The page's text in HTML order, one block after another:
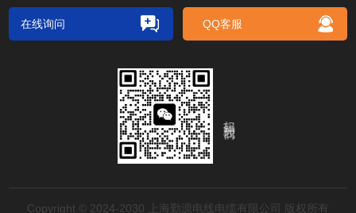
在线询问 QQ客服
Copyright © 2024-2030 上海勤源电线电缆有限公司 版权所有